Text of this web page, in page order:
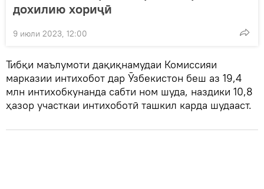
дохилию хориҷӣ
9 июли 2023, 12:00
Тибқи маълумоти дақиқнамудаи Комиссияи
марказии интихобот дар Ӯзбекистон беш аз 19,4
млн интихобкунанда сабти ном шуда, наздики 10,8
ҳазор участкаи интихоботӣ ташкил карда шудааст.